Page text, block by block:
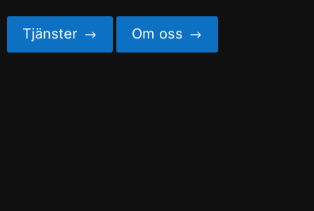
Tjänster $ Om oss $